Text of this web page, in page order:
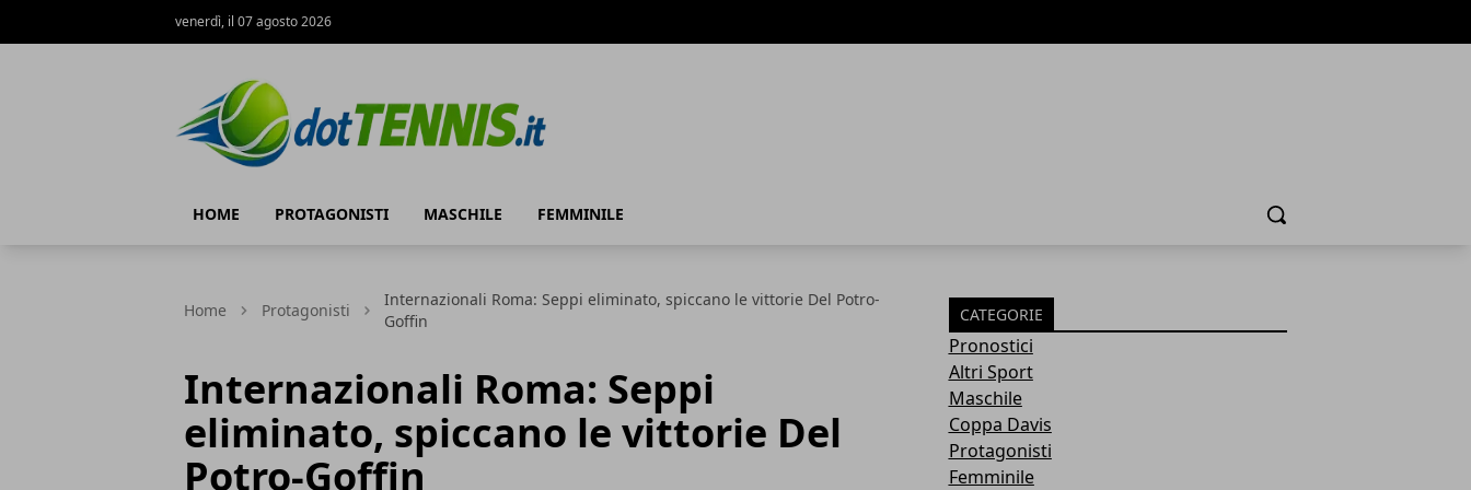
venerdì, il 07 agosto 2026
HOME PROTAGONISTI MASCHILE FEMMINILE Cerca
Home Protagonisti
Internazionali Roma: Seppi eliminato, spiccano le vittorie Del Potro-
Goffin
Internazionali Roma: Seppi
eliminato, spiccano le vittorie Del
Potro-Goffin
CATEGORIE
Pronostici
Altri Sport
Maschile
Coppa Davis
Protagonisti
Femminile